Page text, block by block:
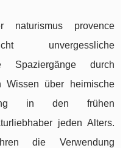
provence
unvergessliche
Spaziergänge durch
Wissen über heimische
in den frühen
jeden Alters.
die Verwendung